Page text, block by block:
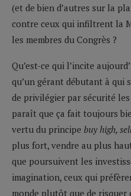
(et de bien d’autres sur la
contre ceux qui infiltrent la
les membres du Congrès ?
Qu’est-ce qui l’incite
qu’un gérant débutant à qui
de privilégier par sécurité
paraît que ça fait toujours
vertu du principe buy high,
plus fort, vendre au plus
que poursuivent les
imagination, ceux qui
monde plutôt que de risquer